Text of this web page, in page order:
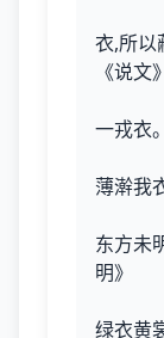
衣,所以
《说文》
一戎衣
薄澣我
东方未
明》
绿衣黄